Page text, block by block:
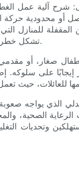
أو محدودية
للمنازل
تشكل خطراً وتوجيه المشترين نحو ملحقات تخزين أكثر أماناً، مع تقديم نصائح سريعة عند الدفع.
صغار، أو
على
الذي يواجه
الصحية،
وتحديات